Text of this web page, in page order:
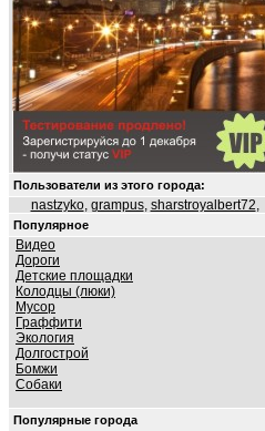
Пользователи из этого города:
nastzyko, grampus, sharstroyalbert72,
Популярное
Видео
Дороги
Детские площадки
Колодцы (люки)
Мусор
Граффити
Экология
Долгострой
Бомжи
Собаки
Популярные города